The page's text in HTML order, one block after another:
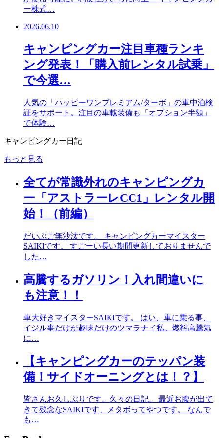
ー株式…
2026.06.10
キャンピングカー注目車種ランキ
ング発表！「購入前レンタル試乗」
で今選…
人気の「ハッピーワンプレミアム/ターボ」の車中泊検
証をサポート。注目の車載装備も「オプション半額」
で体験…
キャンピングカー日記
もっと見る
全てが常識外れのキャンピングカ
ー「アストラーレCC1」レンタル開
始！（前編）
だいぶご無沙汰です。 キャンピングカーマイスター
SAIKIです。 すごーい長い期間更新しておりませんで
した…
高騰するガソリン！入れ間違いに
も注意！！
車大好きマイスターSAIKIです。 はい、車に乗る事、
イジル事だけが趣味だけのツマラナイ私、燃料高騰気
に…
【キャンピングカーのテッパン装
備！サイドオーニングとは！？】
皆さんお久しぶりです。久々の日記。 最近お腹が出て
きて残念なSAIKIです、メタボってやつです。 なんで
も…